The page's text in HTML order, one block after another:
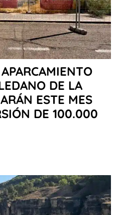
DE LA
ESTE MES
DE 100.000